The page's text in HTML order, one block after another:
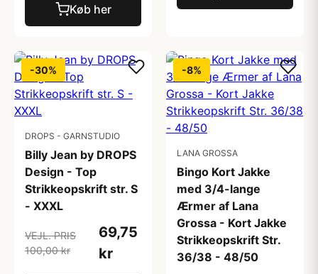
Køb her
-30%
DROPS - GARNSTUDIO
Billy Jean by DROPS
Design - Top
Strikkeopskrift str. S
- XXXL
VEJL. PRIS
100,00 kr
69,75
kr
-8%
LANA GROSSA
Bingo Kort Jakke
med 3/4-lange
Ærmer af Lana
Grossa - Kort Jakke
Strikkeopskrift Str.
36/38 - 48/50